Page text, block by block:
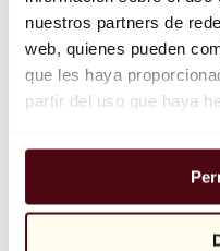
nuestros partners de
web, quienes pueden
que les haya
partir del uso que haya
Balloon Dog (Orange)
Jeff Koons
10.000 €
Explorar
Todos los
Todos los